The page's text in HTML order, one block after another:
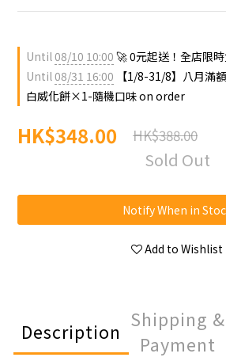
Until08/10 10:00 🚀 0元起送！全店限
Until08/31 16:00 【1/8-31/8】八月滿
白威化餅×1-隨機口味 on order
HK$348.00 HK$388.00
Sold Out
Notify When in
Add to Wishlist
Description
Shipping &
Payment